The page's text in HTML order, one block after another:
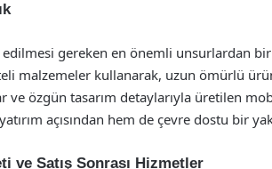
gereken en önemli unsurlardan
malzemeler kullanarak, uzun ömürlü
ve özgün tasarım detaylarıyla üretilen
açısından hem de çevre dostu bir
ve Satış Sonrası Hizmetler